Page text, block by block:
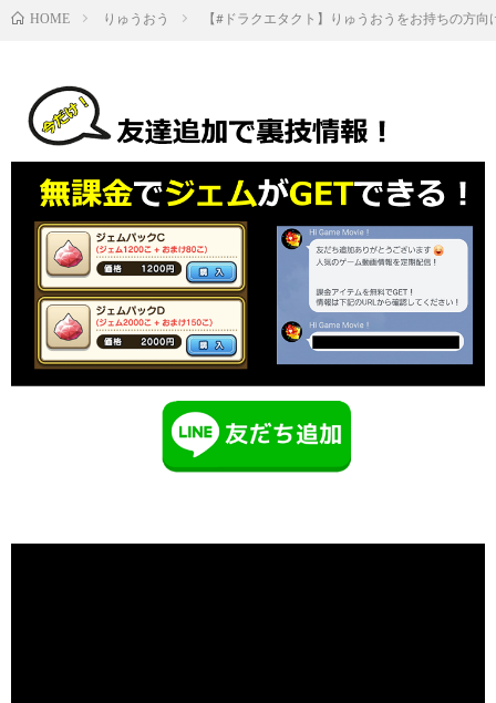
HOME りゅうおう 【#ドラクエタクト】りゅうおうをお持ちの方